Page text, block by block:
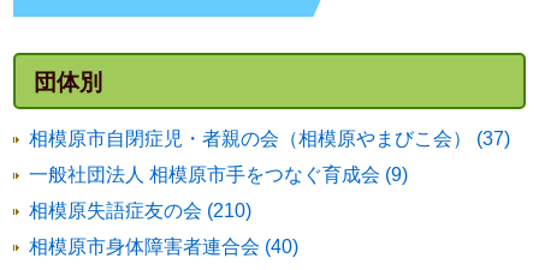
団体別
相模原市自閉症児・者親の会（相模原やまびこ会） (37)
一般社団法人 相模原市手をつなぐ育成会 (9)
相模原失語症友の会 (210)
相模原市身体障害者連合会 (40)